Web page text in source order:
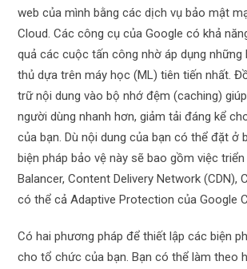
web của mình bằng các dịch vụ bảo mật
Cloud. Các công cụ của Google có khả
quả các cuộc tấn công nhờ áp dụng những
thủ dựa trên máy học (ML) tiên tiến nhất.
trữ nội dung vào bộ nhớ đệm (caching)
người dùng nhanh hơn, giảm tải đáng kể
của bạn. Dù nội dung của bạn có thể đặt ở
biện pháp bảo vệ này sẽ bao gồm việc triển
Balancer, Content Delivery Network (CDN),
có thể cả Adaptive Protection của Google
Có hai phương pháp để thiết lập các biện
cho tổ chức của bạn. Bạn có thể làm theo